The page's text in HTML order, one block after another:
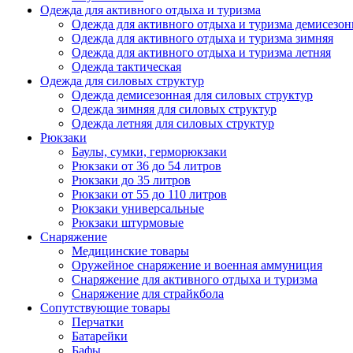
Одежда для активного отдыха и туризма
Одежда для активного отдыха и туризма
Одежда для активного отдыха и туризма зимняя
Одежда для активного отдыха и туризма летняя
Одежда тактическая
Одежда для силовых структур
Одежда демисезонная для силовых структур
Одежда зимняя для силовых структур
Одежда летняя для силовых структур
Рюкзаки
Баулы, сумки, герморюкзаки
Рюкзаки от 36 до 54 литров
Рюкзаки до 35 литров
Рюкзаки от 55 до 110 литров
Рюкзаки универсальные
Рюкзаки штурмовые
Снаряжение
Медицинские товары
Оружейное снаряжение и военная аммуниция
Снаряжение для активного отдыха и туризма
Снаряжение для страйкбола
Сопутствующие товары
Перчатки
Батарейки
Бафы